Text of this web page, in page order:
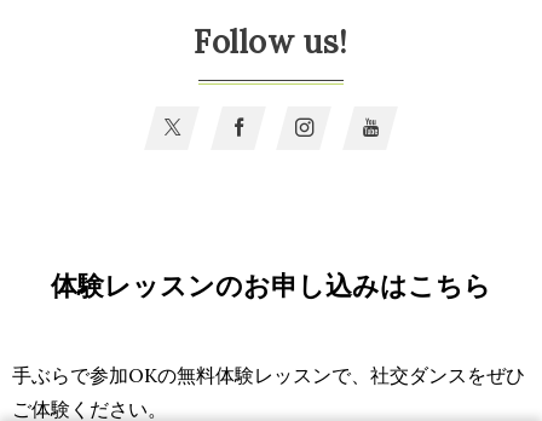
Follow us!
体験レッスンのお申し込みはこちら
手ぶらで参加OKの無料体験レッスンで、社交ダンスをぜひ
ご体験ください。